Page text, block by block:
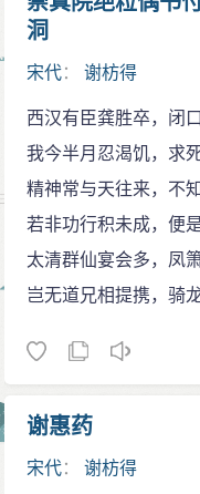
五十一休官，平生实
亲，己不可言孝矣……
余息，心死形存”。
参政魏容斋书》中“宋
其生也有日，其死也
至耳。”更足以证明他
节。
绝命诗
《崇真院绝粒偶书
西汉有臣龚胜卒，
精神常与天往来，
成，便是业债偿未毕。
意了，令他沿长江以
州。第二年正月，吕
谢枋得以兵挡之，派
的军队驰到军前，用
谢枋得逃入安仁，调
了，张孝忠挥动双刀
流亡生涯
在此国家存亡关头
兵部尚书吕师孟降元
纷纷投敌，大片国土
宋朝江东地区。谢枋
洞
宋代：谢枋得
西汉有臣龚胜卒，闭
我今半月忍渴饥，求
精神常与天往来，不
若非功行积未成，便
太清群仙宴会多，凤
岂无道兄相提携，骑
谢惠药
宋代：谢枋得